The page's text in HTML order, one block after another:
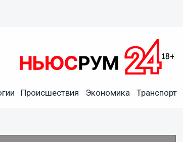
Происшествия Экономика Транспорт
фото с
в Нижний